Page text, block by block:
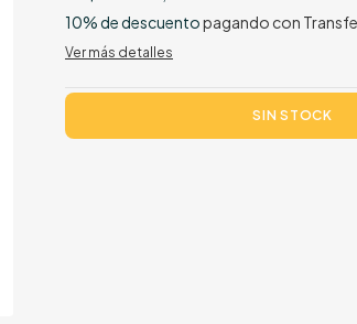
10% de descuentopagando con
Ver más detalles